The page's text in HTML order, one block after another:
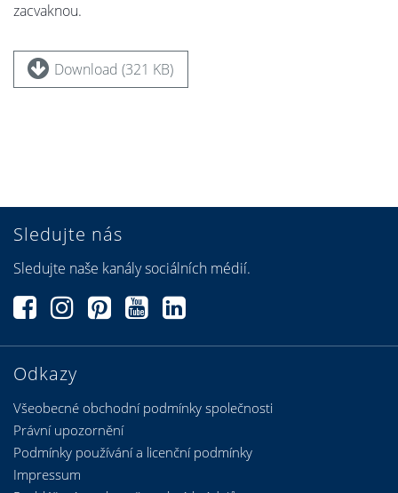
zacvaknou.
Download (321 KB)
Odkazy
Všeobecné obchodní podmínky společnosti
Právní upozornění
Podmínky používání a licenční podmínky
Sledujte nás
Sledujte naše kanály sociálních médií.
Impressum